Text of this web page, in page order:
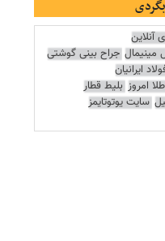
آنلاین
مینیمال جراح بینی گوشتی
ایرانیان
امروز بلیط قطار
سایت یوتوتایمز